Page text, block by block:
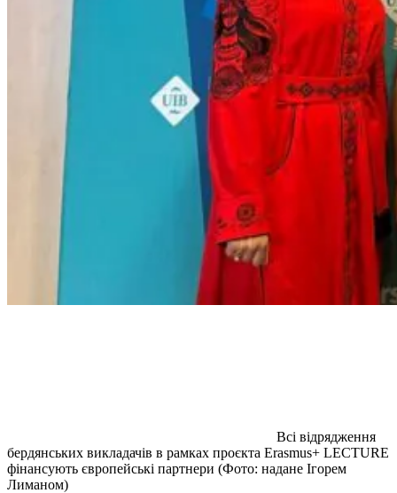
Всі відрядження
бердянських викладачів в рамках проєкта Erasmus+ LECTURE
фінансують європейські партнери (Фото: надане Ігорем
Лиманом)